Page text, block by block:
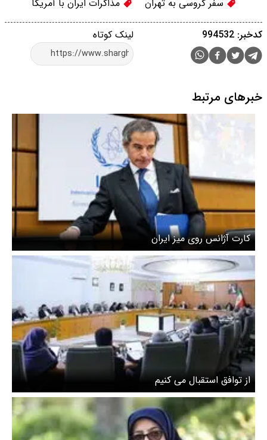
سفر گروسی به تهران
مذاکرات ایران با آمریکا
لینک کوتاه کدخبر: 994532
خبرهای مرتبط
کارت آژانس روی میز ایران
از توافق استقبال می کنیم